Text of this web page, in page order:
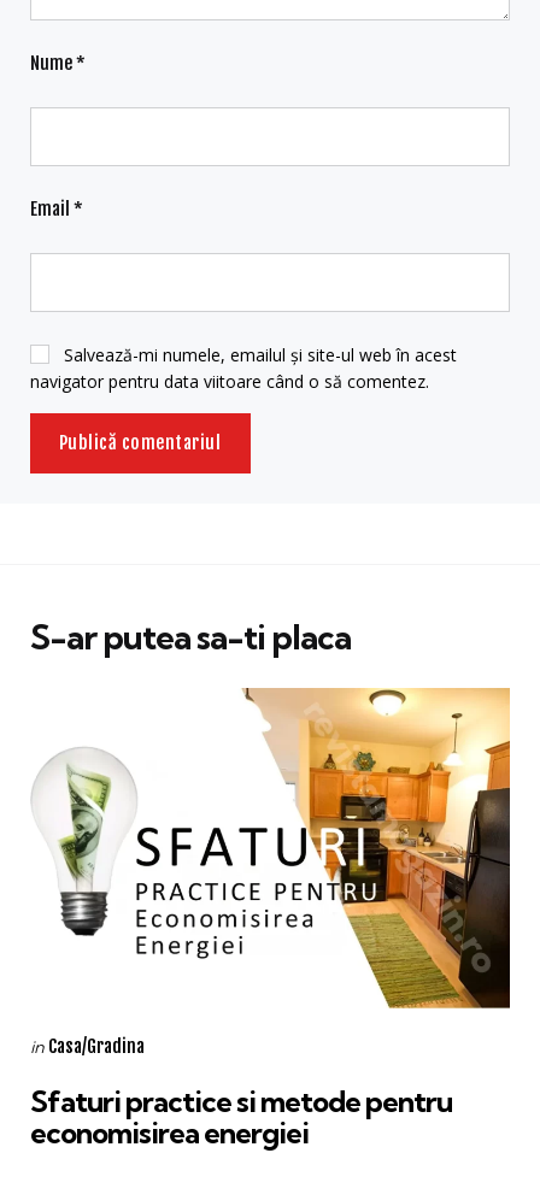
Nume*
Email *
Salvează-mi numele, emailul și site-ul web în acest
navigator pentru data viitoare când o să comentez.
S-ar putea sa-ti placa
Categories
Posted
in Casa/Gradina
Sfaturi practice si metode pentru
economisirea energiei